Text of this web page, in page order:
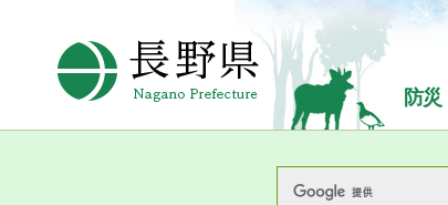
長野県Nagano
防災